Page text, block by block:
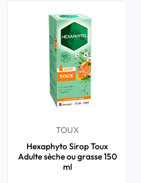
TOUX
Hexaphyto Sirop Toux
Adulte sèche ou grasse 150
ml